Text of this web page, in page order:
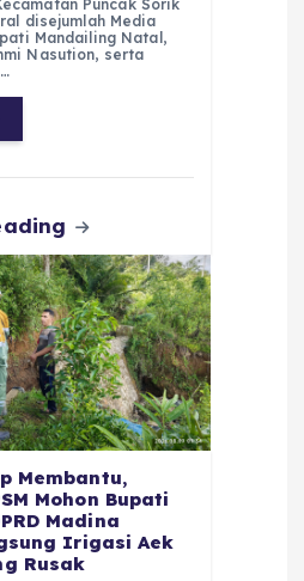
g
r
a
m
e
n
l
re
Puncak Sorik
disejumlah Media
Mandailing Natal,
Nasution, serta
Membantu,
Mohon Bupati
Madina
Irigasi Aek
Rusak